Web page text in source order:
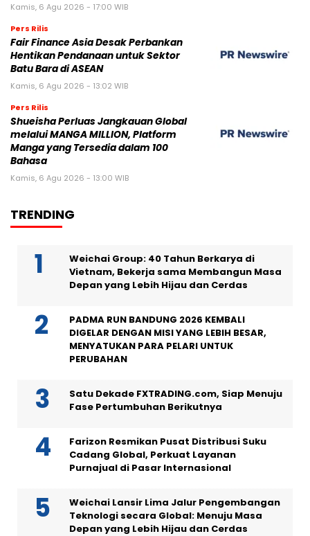
Kamis, 6 Agu 2026 - 17:00 WIB
Pers Rilis
Fair Finance Asia Desak Perbankan
Hentikan Pendanaan untuk Sektor
Batu Bara di ASEAN
Kamis, 6 Agu 2026 - 13:02 WIB
Pers Rilis
Shueisha Perluas Jangkauan Global
melalui MANGA MILLION, Platform
Manga yang Tersedia dalam 100
Bahasa
Kamis, 6 Agu 2026 - 13:00 WIB
TRENDING
Weichai Group: 40 Tahun Berkarya di
Vietnam, Bekerja sama Membangun Masa
Depan yang Lebih Hijau dan Cerdas
PADMA RUN BANDUNG 2026 KEMBALI
DIGELAR DENGAN MISI YANG LEBIH BESAR,
MENYATUKAN PARA PELARI UNTUK
PERUBAHAN
Satu Dekade FXTRADING.com, Siap Menuju
Fase Pertumbuhan Berikutnya
Farizon Resmikan Pusat Distribusi Suku
Cadang Global, Perkuat Layanan
Purnajual di Pasar Internasional
Weichai Lansir Lima Jalur Pengembangan
Teknologi secara Global: Menuju Masa
Depan yang Lebih Hijau dan Cerdas